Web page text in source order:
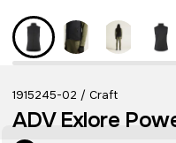
1915245-02 / Craft
ADV Exlore